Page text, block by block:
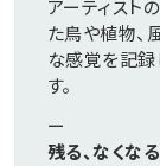
アーティスト
た鳥や植物、
な感覚を記録
す。
ー
残る、なくなる